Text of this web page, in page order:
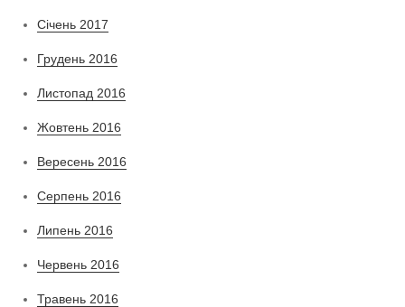
Січень 2017
Грудень 2016
Листопад 2016
Жовтень 2016
Вересень 2016
Серпень 2016
Липень 2016
Червень 2016
Травень 2016